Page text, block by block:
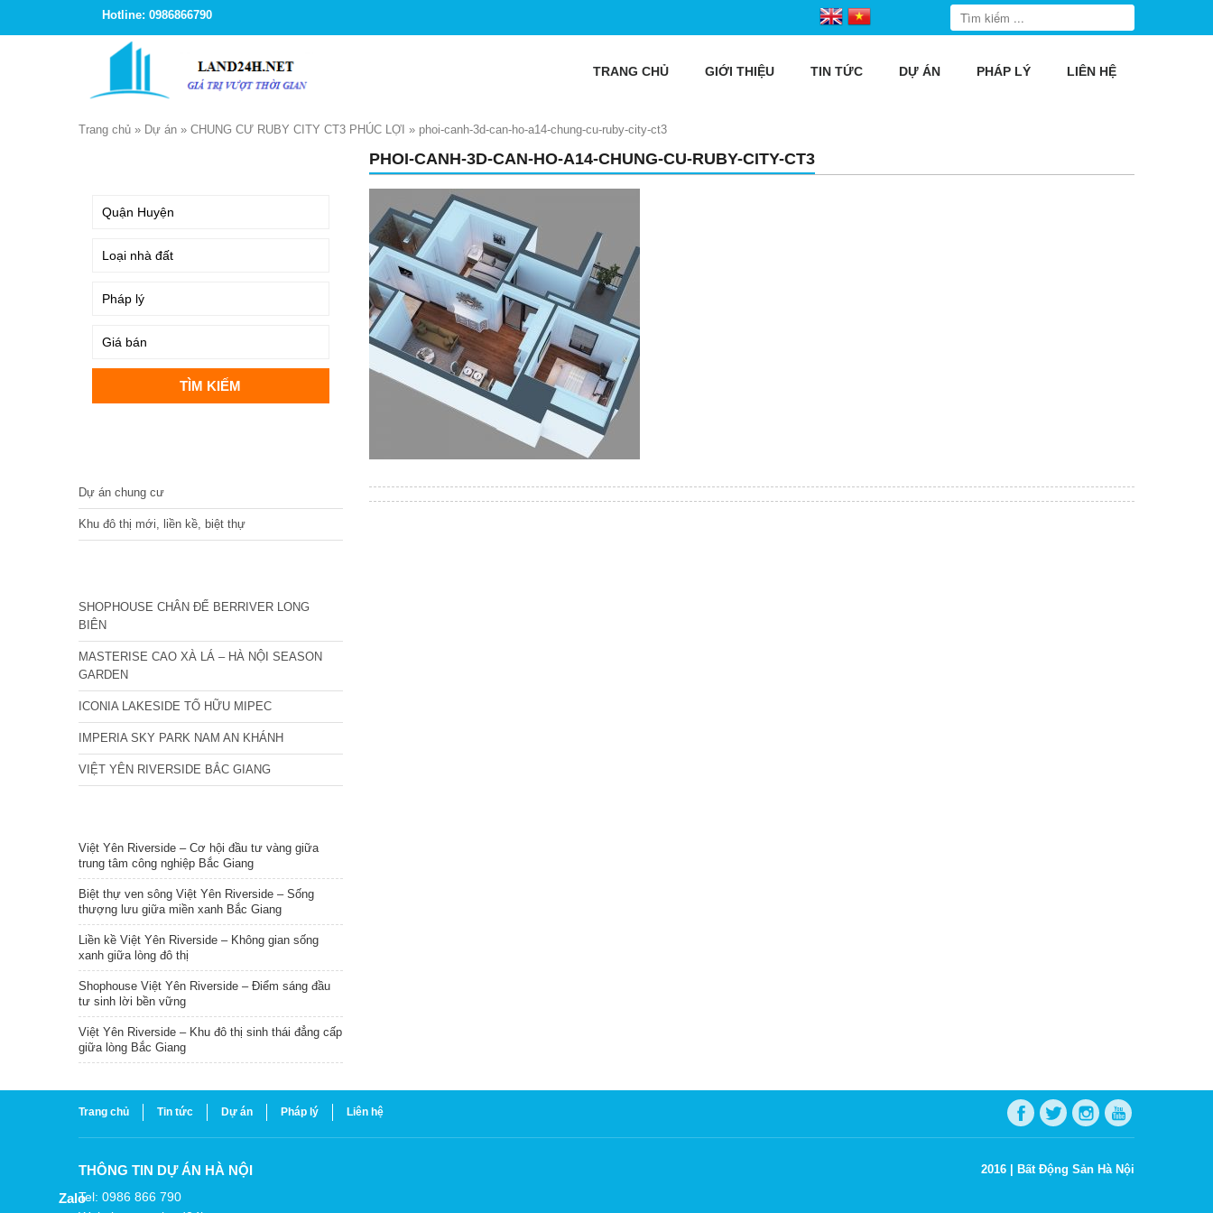
Hotline: 0986866790
TRANG CHỦ GIỚI THIỆU TIN TỨC DỰ ÁN PHÁP LÝ LIÊN HỆ
Trang chủ » Dự án » CHUNG CƯ RUBY CITY CT3 PHÚC LỢI » phoi-canh-3d-can-ho-a14-chung-cu-ruby-city-ct3
PHOI-CANH-3D-CAN-HO-A14-CHUNG-CU-RUBY-CITY-CT3
Dự án chung cư
Khu đô thị mới, liền kề, biệt thự
SHOPHOUSE CHÂN ĐẾ BERRIVER LONG
BIÊN
MASTERISE CAO XÀ LÁ – HÀ NỘI SEASON
GARDEN
ICONIA LAKESIDE TỐ HỮU MIPEC
IMPERIA SKY PARK NAM AN KHÁNH
VIỆT YÊN RIVERSIDE BẮC GIANG
Việt Yên Riverside – Cơ hội đầu tư vàng giữa
trung tâm công nghiệp Bắc Giang
Biệt thự ven sông Việt Yên Riverside – Sống
thượng lưu giữa miền xanh Bắc Giang
Liền kề Việt Yên Riverside – Không gian sống
xanh giữa lòng đô thị
Shophouse Việt Yên Riverside – Điểm sáng đầu
tư sinh lời bền vững
Việt Yên Riverside – Khu đô thị sinh thái đẳng cấp
giữa lòng Bắc Giang
Trang chủ Tin tức Dự án Pháp lý Liên hệ
THÔNG TIN DỰ ÁN HÀ NỘI
Tel: 0986 866 790
2016 | Bất Động Sản Hà Nội
Zalo